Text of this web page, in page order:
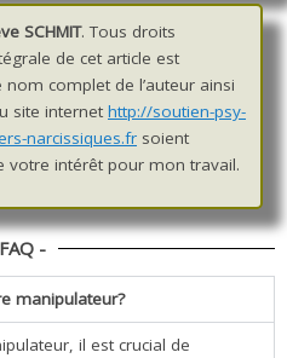
SCHMIT. Tous droits
de cet article est
complet de l’auteur ainsi
site internet http://soutien-psy-
narcissiques.fr soient
votre intérêt pour mon travail.
-
manipulateur?
il est crucial de